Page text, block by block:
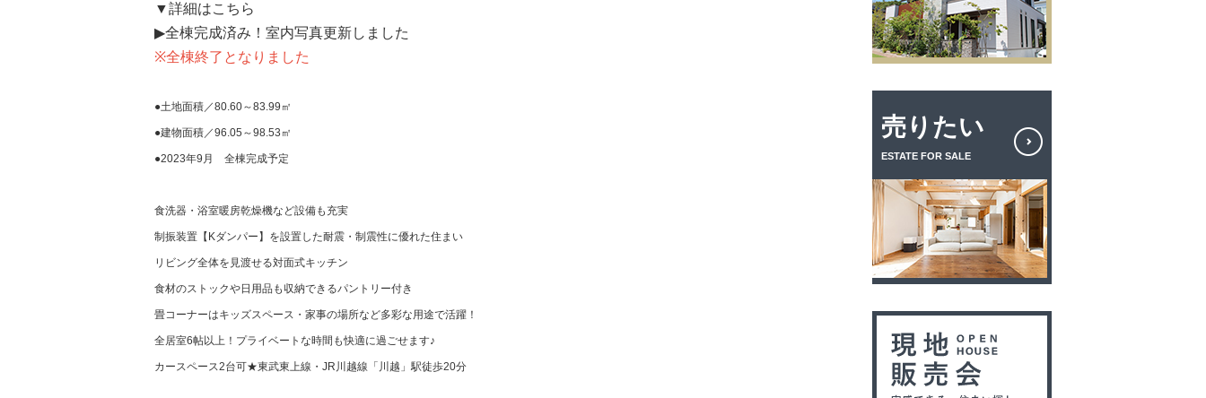
▼詳細はこちら
▶全棟完成済み！室内写真更新しました
※全棟終了となりました
●土地面積／80.60～83.99㎡
●建物面積／96.05～98.53㎡
●2023年9月 全棟完成予定
食洗器・浴室暖房乾燥機など設備も充実
制振装置【Kダンパー】を設置した耐震・制震性に優れた住まい
リビング全体を見渡せる対面式キッチン
食材のストックや日用品も収納できるパントリー付き
畳コーナーはキッズスペース・家事の場所など多彩な用途で活躍！
全居室6帖以上！プライベートな時間も快適に過ごせます♪
カースペース2台可★東武東上線・JR川越線「川越」駅徒歩20分
売りたい
ESTATE FOR SALE